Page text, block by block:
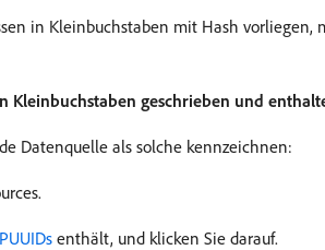
in Kleinbuchstaben mit Hash
Kleinbuchstaben geschrieben und
Datenquelle als solche kennzeichnen:
enthält, und klicken Sie darauf.